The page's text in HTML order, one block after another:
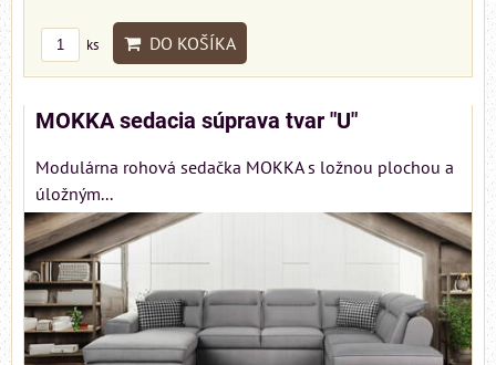
ks DO KOŠÍKA
MOKKA sedacia súprava tvar "U"
Modulárna rohová sedačka MOKKA s ložnou plochou a
úložným...